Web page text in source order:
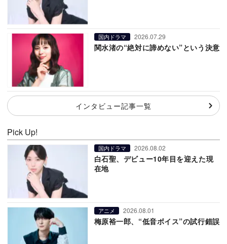
国内ドラマ 2026.07.29
関水渚の“絶対に諦めない”という決意
インタビュー記事一覧
Pick Up!
国内ドラマ 2026.08.02
白石聖、デビュー10年目を迎えた現
在地
アニメ 2026.08.01
梅原裕一郎、“低音ボイス”の試行錯誤